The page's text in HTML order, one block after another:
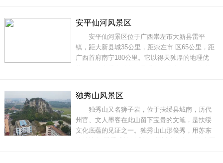
造一个集游、赏、购、吃、住、康、养的生态景
区和旅游目的地。景区内闻名遐迩的黑水
安平仙河风景区
安平仙河景区位于广西崇左市大新县雷平
镇，距大新县城35公里，距崇左市 区65公里，距
广西首府南宁180公里。它以得天独厚的地理优
酷热，四 季温和，负氧离子非常高，景区内江河
纵横，绿岛村庄相依，主要有灵湖画境、四季花
岛、仙桥、灵宠乐
独秀山风景区
独秀山又名狮子岩，位于扶绥县城南，历代
州官、文人墨客在此山留下宝贵的文笔，是扶绥
文化底蕴的见证之一。独秀山山形俊秀，用苏东
坡的诗句“横看成岭侧成峰，远近高低各不同”来写